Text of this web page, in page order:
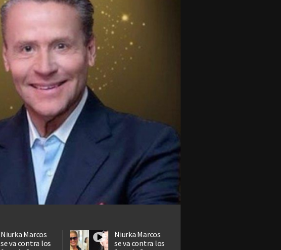
Niurka Marcos
se va contra los
Niurka Marcos
se va contra los